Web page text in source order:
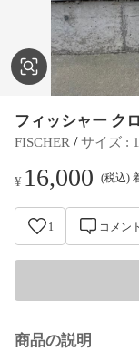
フィッシャー ク
FISCHER / サイズ :
¥ 16,000 (税込)
1 コメント
商品の説明